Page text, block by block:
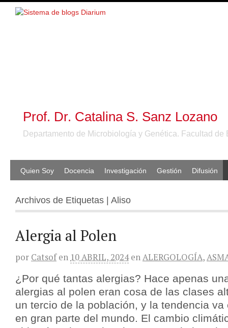
Prof. Dr. Catalina S. Sanz Lozano
Departamento de Microbiología y Genética. Facultad de
Quien Soy Docencia Investigación Gestión Difusión
Archivos de Etiquetas | Aliso
Alergia al Polen
por Catsof en 10 ABRIL, 2024 enALERGOLOGÍA,
¿Por qué tantas alergias? Hace apenas
alergias al polen eran cosa de las clases
un tercio de la población, y la tendencia
en gran parte del mundo. El cambio